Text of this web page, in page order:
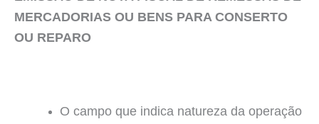
MERCADORIAS OU BENS PARA CONSERTO
OU REPARO
O campo que indica natureza da operação